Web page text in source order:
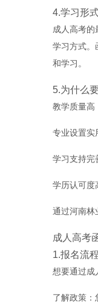
4.学习形
成人高考的
学习方式。
和学习。
5.为什么
教学质量高
专业设置实
学习支持完
学历认可度
通过河南林
成人高考
1.报名流程
想要通过成
了解政策：